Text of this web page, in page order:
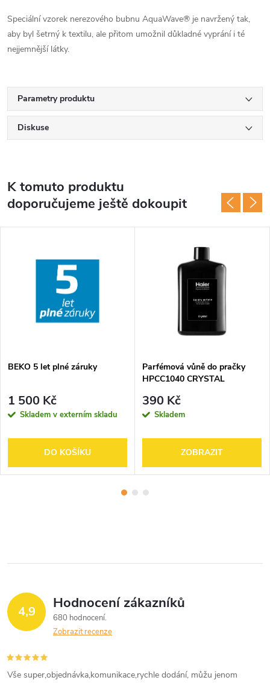
Speciální vzorek nerezového bubnu AquaWave® je navržený tak,
aby byl šetrný k textilu, ale přitom umožnil důkladné vyprání i té
nejjemnější látky.
Parametry produktu
Diskuse
K tomuto produktu
doporučujeme ještě dokoupit
BEKO 5 let plné záruky
1 500 Kč
Skladem v externím skladu
DO KOŠÍKU
Parfémová vůně do pračky
HPCC1040 CRYSTAL
390 Kč
Skladem
ZOBRAZIT
4,9 Hodnocení zákazníků
680 hodnocení
Zobrazit recenze
Vše super,objednávka,komunikace,rychle dodání, můžu jenom